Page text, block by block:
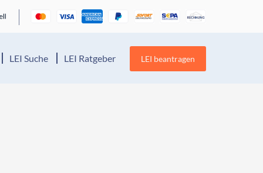
LEI Suche LEI Ratgeber LEI beantragen